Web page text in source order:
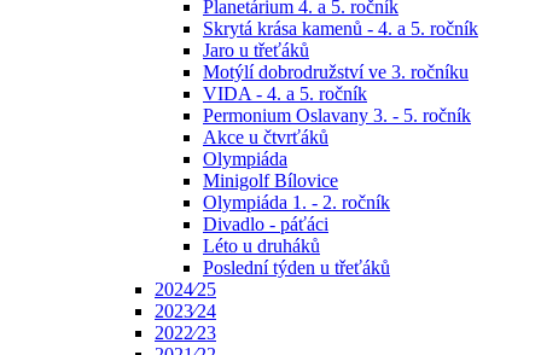
Planetárium 4. a 5. ročník
Skrytá krása kamenů - 4. a 5. ročník
Jaro u třeťáků
Motýlí dobrodružství ve 3. ročníku
VIDA - 4. a 5. ročník
Permonium Oslavany 3. - 5. ročník
Akce u čtvrťáků
Olympiáda
Minigolf Bílovice
Olympiáda 1. - 2. ročník
Divadlo - páťáci
Léto u druháků
Poslední týden u třeťáků
2024⁄25
2023⁄24
2022⁄23